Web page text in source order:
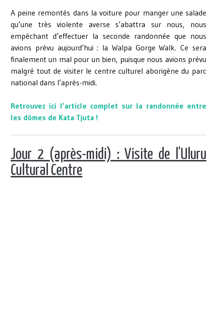
A peine remontés dans la voiture pour manger une salade
qu’une très violente averse s’abattra sur nous, nous
empêchant d’effectuer la seconde randonnée que nous
avions prévu aujourd’hui : la Walpa Gorge Walk. Ce sera
finalement un mal pour un bien, puisque nous avions prévu
malgré tout de visiter le centre culturel aborigène du parc
national dans l’après-midi.
Retrouvez ici l’article complet sur la randonnée entre
les dômes de Kata Tjuta !
Jour 2 (après-midi) :Visite de l’Uluru
Cultural Centre